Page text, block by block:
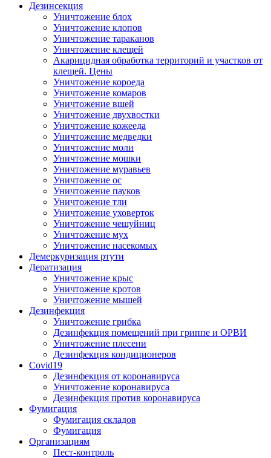
Дезинсекция
Уничтожение блох
Уничтожение клопов
Уничтожение тараканов
Уничтожение клещей
Акарицидная обработка территорий и участков от
клещей. Цены
Уничтожение короеда
Уничтожение комаров
Уничтожение вшей
Уничтожение двухвостки
Уничтожение кожееда
Уничтожение медведки
Уничтожение моли
Уничтожение мошки
Уничтожение муравьев
Уничтожение ос
Уничтожение пауков
Уничтожение тли
Уничтожение уховерток
Уничтожение чешуйниц
Уничтожение мух
Уничтожение насекомых
Демеркуризация ртути
Дератизация
Уничтожение крыс
Уничтожение кротов
Уничтожение мышей
Дезинфекция
Уничтожение грибка
Дезинфекция помещений при гриппе и ОРВИ
Уничтожение плесени
Дезинфекция кондиционеров
Covid19
Дезинфекция от коронавируса
Уничтожение коронавируса
Дезинфекция против коронавируса
Фумигация
Фумигация складов
Фумигация
Организациям
Пест-контроль